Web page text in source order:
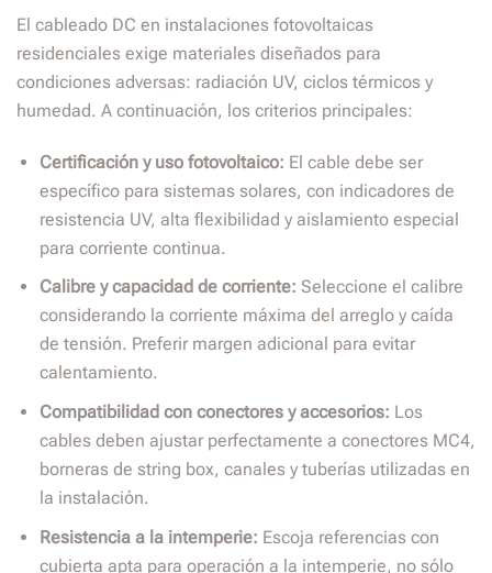
El cableado DC en instalaciones fotovoltaicas
residenciales exige materiales diseñados para
condiciones adversas: radiación UV, ciclos térmicos y
humedad. A continuación, los criterios principales:
Certificación y uso fotovoltaico: El cable debe ser
específico para sistemas solares, con indicadores de
resistencia UV, alta flexibilidad y aislamiento especial
para corriente continua.
Calibre y capacidad de corriente: Seleccione el calibre
considerando la corriente máxima del arreglo y caída
de tensión. Preferir margen adicional para evitar
calentamiento.
Compatibilidad con conectores y accesorios: Los
cables deben ajustar perfectamente a conectores MC4,
borneras de string box, canales y tuberías utilizadas en
la instalación.
Resistencia a la intemperie: Escoja referencias con
cubierta apta para operación a la intemperie, no sólo